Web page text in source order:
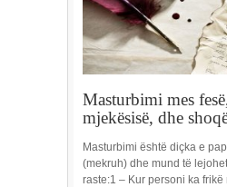
Masturbimi mes
mjekësisë, dhe
Masturbimi është diçka e
(mekruh) dhe mund të
raste:1 – Kur personi ka